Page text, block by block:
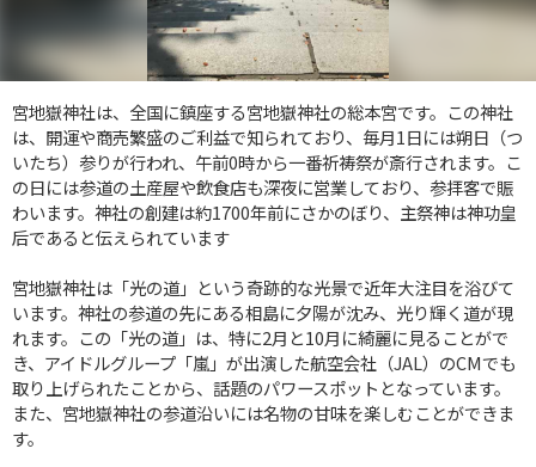
宮地嶽神社は、全国に鎮座する宮地嶽神社の総本宮です。この神社
は、開運や商売繁盛のご利益で知られており、毎月1日には朔日（つ
いたち）参りが行われ、午前0時から一番祈祷祭が斎行されます。こ
の日には参道の土産屋や飲食店も深夜に営業しており、参拝客で賑
わいます。神社の創建は約1700年前にさかのぼり、主祭神は神功皇
后であると伝えられています
宮地嶽神社は「光の道」という奇跡的な光景で近年大注目を浴びて
います。神社の参道の先にある相島に夕陽が沈み、光り輝く道が現
れます。この「光の道」は、特に2月と10月に綺麗に見ることがで
き、アイドルグループ「嵐」が出演した航空会社（JAL）のCMでも
取り上げられたことから、話題のパワースポットとなっています。
また、宮地嶽神社の参道沿いには名物の甘味を楽しむことができま
す。